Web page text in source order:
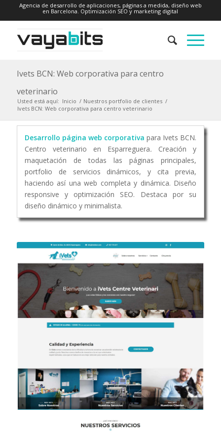
Agencia de desarrollo de aplicaciones, páginas a medida, diseño web
en Barcelona. Optimización SEO y marketing digital
Ivets BCN: Web corporativa para centro
veterinario
Usted está aquí: Inicio / Nuestros portfolio de clientes /
Ivets BCN: Web corporativa para centro veterinario
Desarrollo página web corporativapara Ivets BCN.
Centro veterinario en Esparreguera. Creación y
maquetación de todas las páginas principales,
portfolio de servicios dinámicos, y cita previa,
haciendo así una web completa y dinámica. Diseño
responsive y optimización SEO. Destaca por su
diseño dinámico y minimalista.